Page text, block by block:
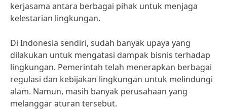
kerjasama antara berbagai pihak untuk menjaga
kelestarian lingkungan.
Di Indonesia sendiri, sudah banyak upaya yang
dilakukan untuk mengatasi dampak bisnis terhadap
lingkungan. Pemerintah telah menerapkan berbagai
regulasi dan kebijakan lingkungan untuk melindungi
alam. Namun, masih banyak perusahaan yang
melanggar aturan tersebut.